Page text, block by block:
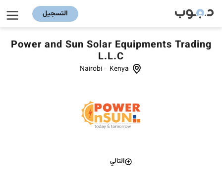
التسجيل
Power and Sun Solar Equipments Trading
L.L.C
Nairobi - Kenya
التالي